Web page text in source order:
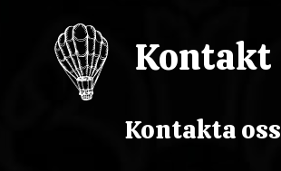
Kontakt
Kontakta oss